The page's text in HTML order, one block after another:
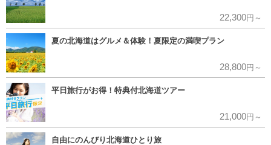
22,300円～
夏の北海道はグルメ＆体験！夏限定の満喫プラン
28,800円～
平日旅行がお得！特典付北海道ツアー
21,000円～
自由にのんびり北海道ひとり旅